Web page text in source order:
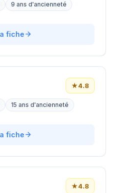
9 ans d'ancienneté
fiche
★4.8
15 ans d'ancienneté
fiche
★4.8